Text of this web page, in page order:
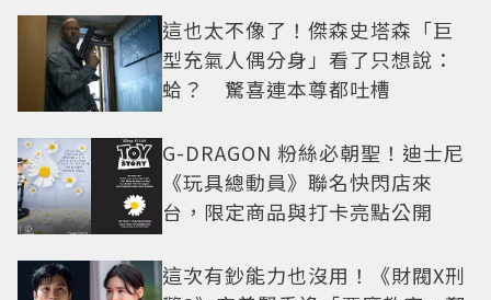
這也太不像了！傑森史塔森「巨
型充氣人偶分身」看了只想說：
蛤？ 驚喜連本尊都吐槽
G-DRAGON 粉絲必朝聖！迪士尼
《玩具總動員》聯名快閃店來
台，限定商品與打卡亮點公開
這次有鈔能力也沒用！《財閥X刑